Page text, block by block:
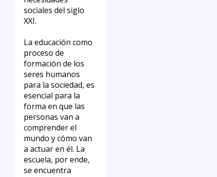
sociales del siglo
XXI.
La educación como
proceso de
formación de los
seres humanos
para la sociedad, es
esencial para la
forma en que las
personas van a
comprender el
mundo y cómo van
a actuar en él. La
escuela, por ende,
se encuentra